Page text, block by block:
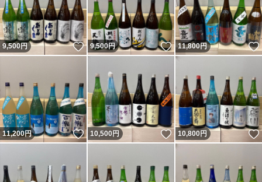
9,500円 いいね！
9,500円 いいね！
11,800円
11,200円 いいね！
10,500円 いいね！
10,800円